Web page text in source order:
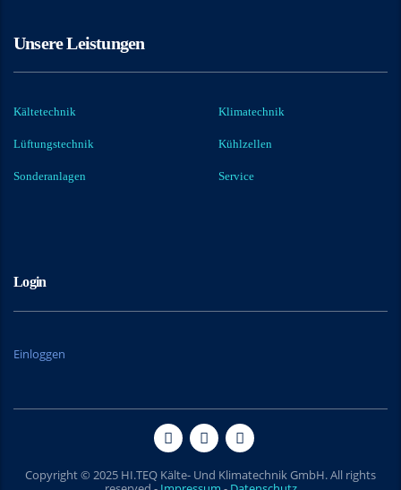
Unsere Leistungen
Kältetechnik Klimatechnik
Lüftungstechnik Kühlzellen
Sonderanlagen Service
Login
Einloggen
Copyright © 2025 HI.TEQ Kälte- Und Klimatechnik GmbH. All rights